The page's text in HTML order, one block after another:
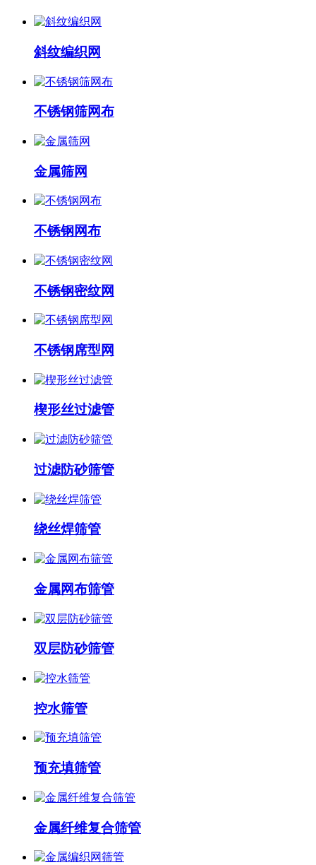
斜纹编织网
不锈钢筛网布
金属筛网
不锈钢网布
不锈钢密纹网
不锈钢席型网
楔形丝过滤管
​过滤防砂筛管
绕丝焊筛管
金属网布筛管
双层防砂筛管
控水筛管
预充填筛管
金属纤维复合筛管